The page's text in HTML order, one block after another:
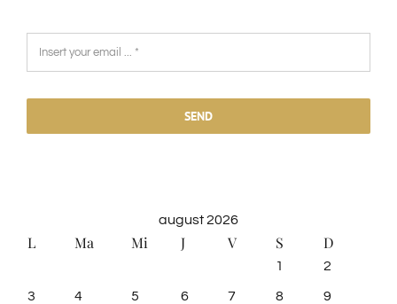
SEND
august 2026
L Ma Mi J V S D
1 2
3 4 5 6 7 8 9